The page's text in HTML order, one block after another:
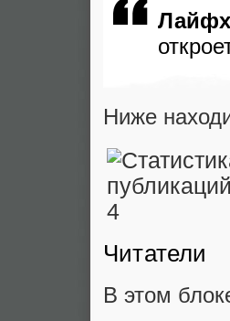
Ниже
Читатели
В этом